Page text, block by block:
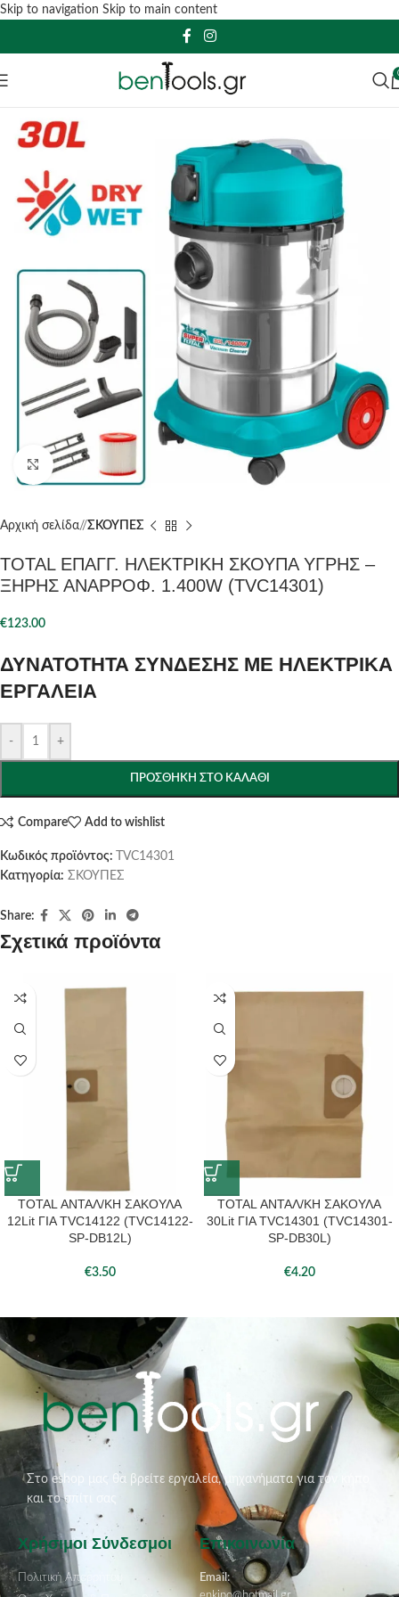
Skip to navigation Skip to main content
Click to enlarge
Αρχική σελίδα/ ΣΚΟΥΠΕΣ
TOTAL ΕΠΑΓΓ. ΗΛΕΚΤΡΙΚΗ ΣΚΟΥΠΑ ΥΓΡΗΣ –
ΞΗΡΗΣ ΑΝΑΡΡΟΦ. 1.400W (TVC14301)
€123.00
ΔΥΝΑΤΟΤΗΤΑ ΣΥΝΔΕΣΗΣ ΜΕ ΗΛΕΚΤΡΙΚΑ
ΕΡΓΑΛΕΙΑ
- +
ΠΡΟΣΘΉΚΗ ΣΤΟ ΚΑΛΆΘΙ
Compare Add to wishlist
Κωδικός προϊόντος:
TVC14301
Κατηγορία: ΣΚΟΥΠΕΣ
Share:
Σχετικά προϊόντα
TOTAL ΑΝΤΑΛ/ΚΗ ΣΑΚΟΥΛΑ
12Lit ΓΙΑ TVC14122 (TVC14122-
SP-DB12L)
€3.50
TOTAL ΑΝΤΑΛ/ΚΗ ΣΑΚΟΥΛΑ
30Lit ΓΙΑ TVC14301 (TVC14301-
SP-DB30L)
€4.20
Στο eshop μας θα βρείτε εργαλεία, μηχανήματα για τον κήπο
και το σπίτι σας
Χρήσιμοι Σύνδεσμοι
Πολιτική Απορρήτου
Επικοινωνία
Email: